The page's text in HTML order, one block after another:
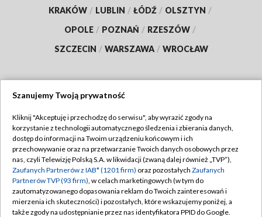
KRAKÓW / LUBLIN / ŁÓDŹ / OLSZTYN /
OPOLE / POZNAŃ / RZESZÓW /
SZCZECIN / WARSZAWA / WROCŁAW
TVP
Abonament TVP
Emisja w TVP
Centrum informacji TVP
Naziemna Telewizja Cyfrowa
Regulamin TVP
Polityka prywatności
Moje zgody
Pomoc
Szanujemy Twoją prywatność
Kliknij "Akceptuję i przechodzę do serwisu", aby wyrazić zgody na
korzystanie z technologii automatycznego śledzenia i zbierania danych,
dostęp do informacji na Twoim urządzeniu końcowym i ich
przechowywanie oraz na przetwarzanie Twoich danych osobowych przez
nas, czyli Telewizję Polską S.A. w likwidacji (zwaną dalej również „TVP”),
Zaufanych Partnerów z IAB* (1201 firm) oraz pozostałych Zaufanych
Partnerów TVP (93 firm), w celach marketingowych (w tym do
zautomatyzowanego dopasowania reklam do Twoich zainteresowań i
mierzenia ich skuteczności) i pozostałych, które wskazujemy poniżej, a
także zgody na udostępnianie przez nas identyfikatora PPID do Google.